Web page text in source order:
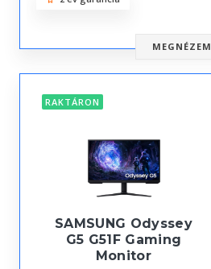
MEGNÉZEM
RAKTÁRON
SAMSUNG Odyssey
G5 G51F Gaming
Monitor